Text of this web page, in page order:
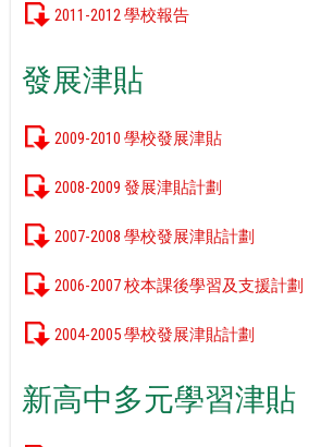
2011-2012 學校報告
發展津貼
2009-2010 學校發展津貼
2008-2009 發展津貼計劃
2007-2008 學校發展津貼計劃
2006-2007 校本課後學習及支援計劃
2004-2005 學校發展津貼計劃
新高中多元學習津貼